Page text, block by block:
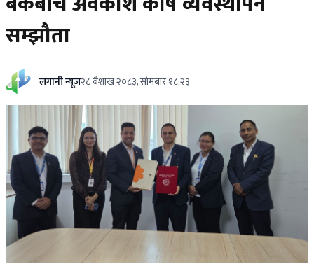
सम्झौता
लगानी न्यूज२८ बैशाख २०८३, सोमबार १८:२३